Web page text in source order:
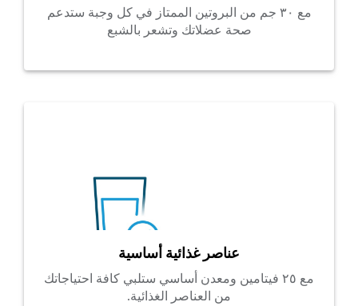
مع ٣٠ جم من البروتين الممتاز في كل وجبة ستدعم
صحة عضلاتك وتشعر بالشبع
عناصر غذائية أساسية
مع ٢٥ فيتامين ومعدن أساسي ستلبي كافة احتياجاتك
من العناصر الغذائية.